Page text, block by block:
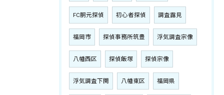
FC胴元探偵 初心者探偵 調査露見
福岡市 探偵事務所筑豊 浮気調査宗像
八幡西区 探偵飯塚 探偵宗像
浮気調査下関 八幡東区 福岡県